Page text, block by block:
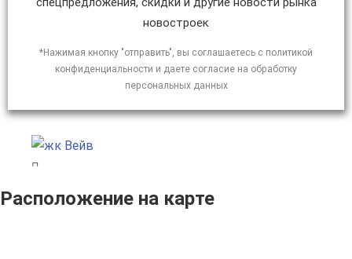
новостроек
*Нажимая кнопку "отправить", вы соглашаетесь с политикой
конфиденциальности и даете согласие на обработку
персональных данных
Расположение на карте